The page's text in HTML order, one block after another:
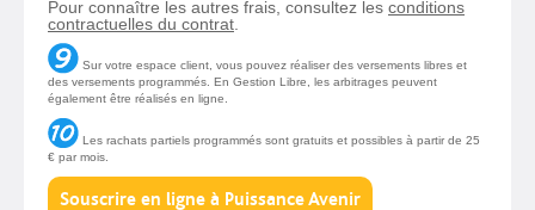
Pour connaître les autres frais, consultez les conditions
contractuelles du contrat
Sur votre espace client, vous pouvez réaliser des versements libres et
des versements programmés. En Gestion Libre, les arbitrages peuvent
également être réalisés en ligne.
Les rachats partiels programmés sont gratuits et possibles à partir de 25
€ par mois.
Souscrire en ligne à Puissance Avenir